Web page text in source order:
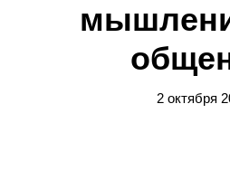
2 октября